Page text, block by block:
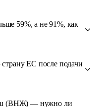
59%, а не 91%, как
ЕС после подачи
(ВНЖ) — нужно ли